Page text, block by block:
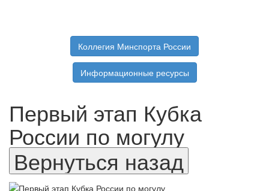
Коллегия Минспорта России
Информационные ресурсы
Первый этап Кубка
России по могулу